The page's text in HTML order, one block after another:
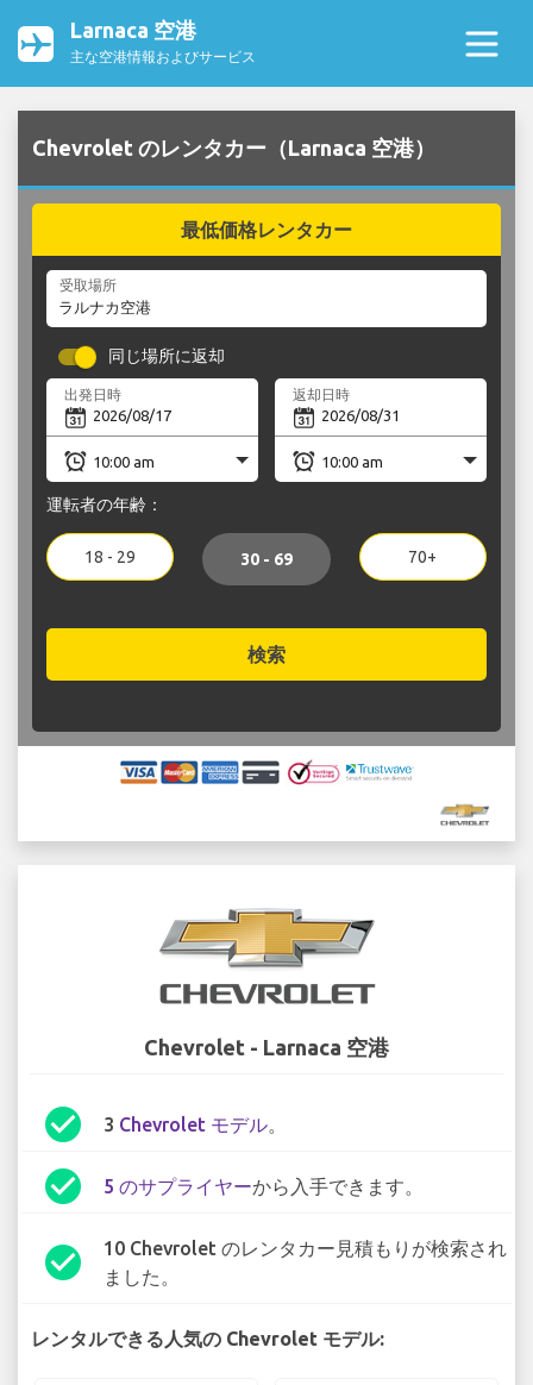
Larnaca 空港
主な空港情報およびサービス
Chevrolet のレンタカー（Larnaca 空港）
最低価格レンタカー
受取場所
同じ場所に返却
出発日時 返却日時
運転者の年齢：
18 - 29 30 - 69 70+
検索
Chevrolet - Larnaca 空港
check_circle 3 Chevrolet モデル。
check_circle 5 のサプライヤーから入手できます。
check_circle
10 Chevrolet のレンタカー見積もりが検索され
ました。
レンタルできる人気の Chevrolet モデル: